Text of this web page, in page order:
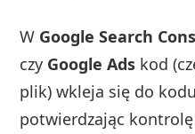
W Google Search
czy Google Ads kod
plik) wkleja się do
potwierdzając